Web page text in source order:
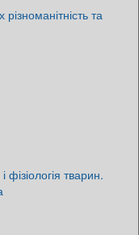
та
фізіологія тварин.